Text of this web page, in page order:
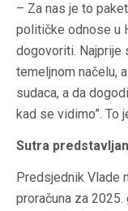
– Za nas je to
političke odnose u
dogovoriti. Najprije
temeljnom načelu,
sudaca, a da
kad se vidimo”. To
Sutra
Predsjednik Vlade
proračuna za